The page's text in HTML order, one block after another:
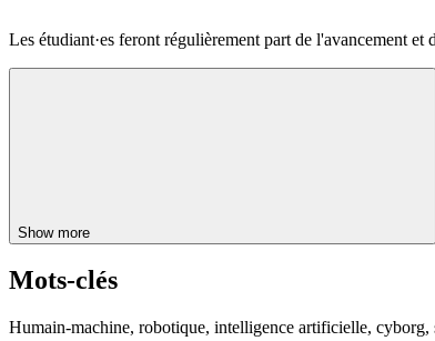
Les étudiant·es feront régulièrement part de l'avancement et
Show more
Mots-clés
Humain-machine, robotique, intelligence artificielle, cyborg,